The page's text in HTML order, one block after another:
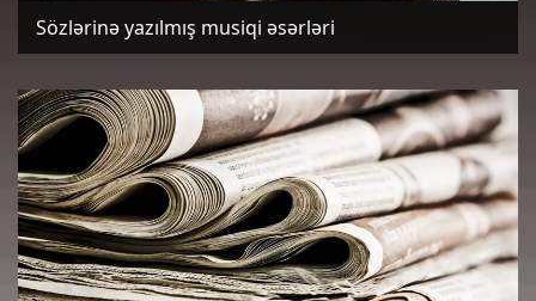
Sözlərinə yazılmış musiqi əsərləri